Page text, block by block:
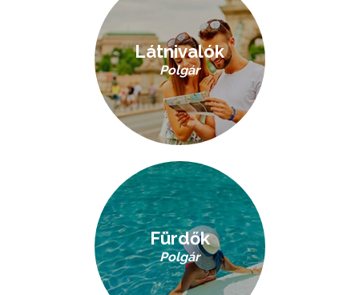
Látnivalók
Polgár
Fürdők
Polgár